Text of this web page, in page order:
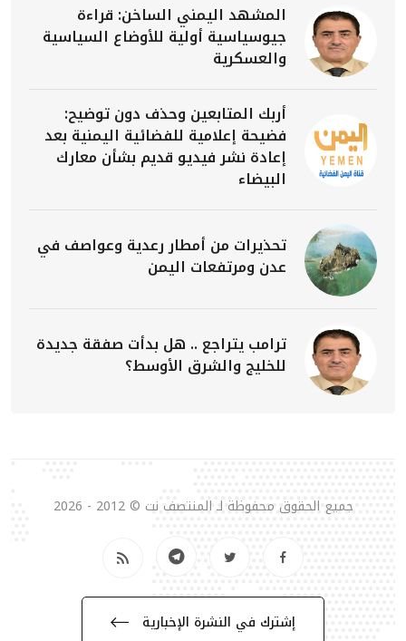
المشهد اليمني الساخن: قراءة
جيوسياسية أولية للأوضاع السياسية
والعسكرية
أربك المتابعين وحذف دون توضيح:
فضيحة إعلامية للفضائية اليمنية بعد
إعادة نشر فيديو قديم بشأن معارك
البيضاء
تحذيرات من أمطار رعدية وعواصف في
عدن ومرتفعات اليمن
ترامب يتراجع .. هل بدأت صفقة جديدة
للخليج والشرق الأوسط؟
جميع الحقوق محفوظة لـ المنتصف نت © 2012 - 2026
إشترك في النشرة الإخبارية